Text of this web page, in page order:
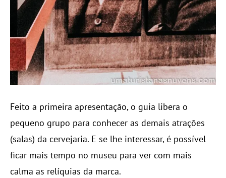
Feito a primeira apresentação, o guia libera o
pequeno grupo para conhecer as demais atrações
(salas) da cervejaria. E se lhe interessar, é possível
ficar mais tempo no museu para ver com mais
calma as relíquias da marca.